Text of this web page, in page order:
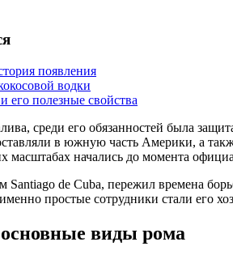
появления
водки
его полезные свойства
среди его обязанностей была
в южную часть Америки, а
масштабах начались до момента
Santiago de Cuba, пережил времена
простые сотрудники стали его
виды рома